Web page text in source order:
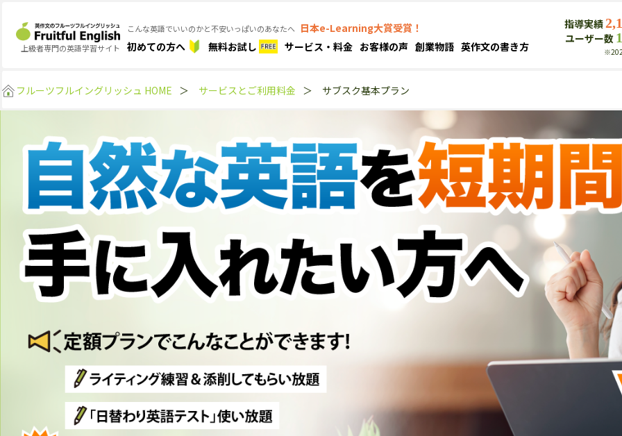
上級者専門の英語学習サイト
こんな英語でいいのかと不安いっぱいのあなたへ 日本e-Learning大賞受賞！
初めての方へ
無料お試し サービス・料金 お客様の声 創業物語 英作文の書き方
指導実績
ユーザー数
フルーツフルイングリッシュ HOME ＞ サービスとご利用料金 ＞ サブスク基本プラン